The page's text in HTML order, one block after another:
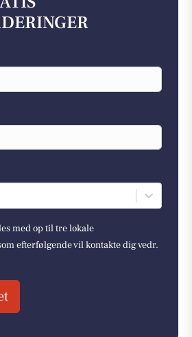
med op til tre lokale
efterfølgende vil kontakte dig vedr.